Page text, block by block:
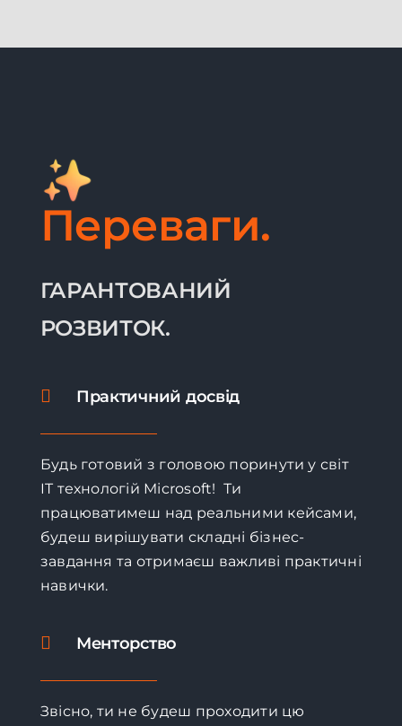
Переваги.
ГАРАНТОВАНИЙ
РОЗВИТОК.
Практичний досвід
Будь готовий з головою поринути у світ
IT технологій Microsoft! Ти
працюватимеш над реальними кейсами,
будеш вирішувати складні бізнес-
завдання та отримаєш важливі практичні
навички.
Менторство
Звісно, ти не будеш проходити цю